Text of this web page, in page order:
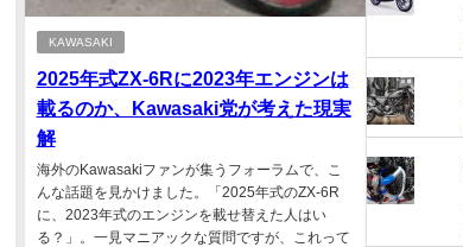
KAWASAKI
2025年式ZX-6Rに2023年エンジンは
載るのか、Kawasaki党が考えた現実
解
海外のKawasakiファンが集うフォーラムで、こ
んな話題を見かけました。「2025年式のZX-6R
に、2023年式のエンジンを載せ替えた人はい
る？」。一見マニアックな質問ですが、これって